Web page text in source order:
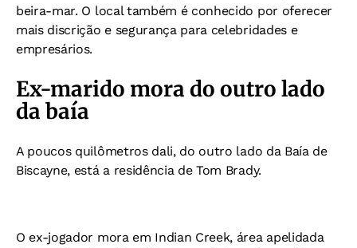
beira-mar. O local também é conhecido por oferecer
mais discrição e segurança para celebridades e
empresários.
Ex-marido mora do outro lado
da baía
A poucos quilômetros dali, do outro lado da Baía de
Biscayne, está a residência de Tom Brady.
O ex-jogador mora em Indian Creek, área apelidada